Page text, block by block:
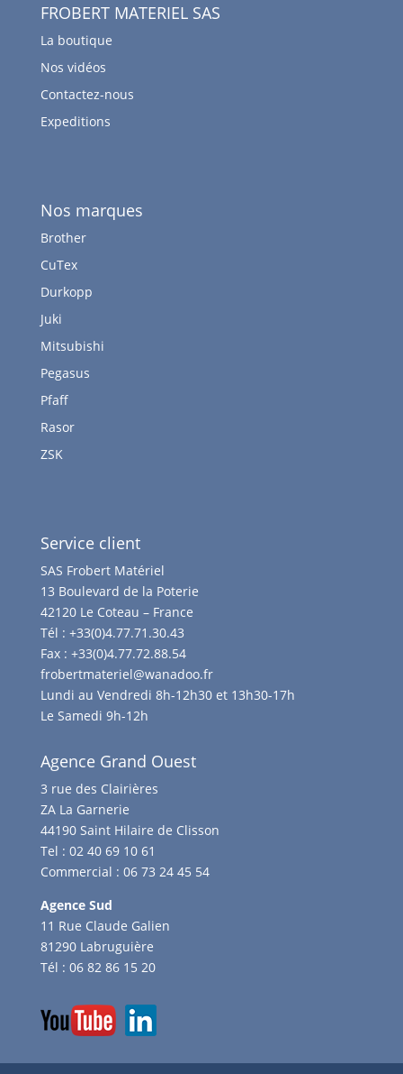
FROBERT MATERIEL SAS
La boutique
Nos vidéos
Contactez-nous
Expeditions
Nos marques
Brother
CuTex
Durkopp
Juki
Mitsubishi
Pegasus
Pfaff
Rasor
ZSK
Service client
SAS Frobert Matériel
13 Boulevard de la Poterie
42120 Le Coteau – France
Tél : +33(0)4.77.71.30.43
Fax : +33(0)4.77.72.88.54
frobertmateriel@wanadoo.fr
Lundi au Vendredi 8h-12h30 et 13h30-17h
Le Samedi 9h-12h
Agence Grand Ouest
3 rue des Clairières
ZA La Garnerie
44190 Saint Hilaire de Clisson
Tel : 02 40 69 10 61
Commercial : 06 73 24 45 54
Agence Sud
11 Rue Claude Galien
81290 Labruguière
Tél : 06 82 86 15 20